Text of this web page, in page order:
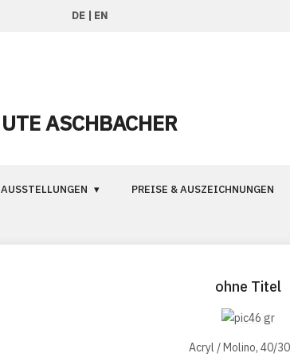
DE| EN
UTE ASCHBACHER
AUSSTELLUNGEN PREISE & AUSZEICHNUNGEN
ohne Titel
Acryl / Molino, 40/